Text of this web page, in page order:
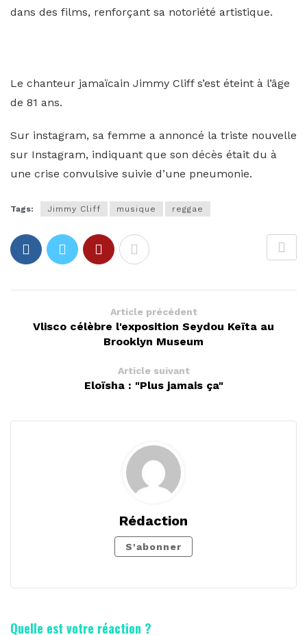
dans des films, renforçant sa notoriété artistique.
Le chanteur jamaïcain Jimmy Cliff s’est éteint à l’âge
de 81 ans.
Sur instagram, sa femme a annoncé la triste nouvelle
sur Instagram, indiquant que son décès était du à
une crise convulsive suivie d’une pneumonie.
Tags: Jimmy Cliff musique reggae
Article précédent
Vlisco célèbre l'exposition Seydou Keïta au
Brooklyn Museum
Article suivant
Eloïsha : "Plus jamais ça"
Rédaction
S'abonner
Quelle est votre réaction ?